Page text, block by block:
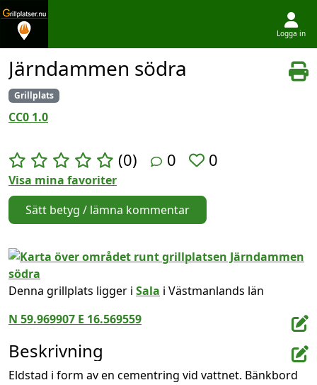
Logga in
Järndammen södra
Grillplats
CC0 1.0
(0) 0 0
Visa mina favoriter
Sätt betyg / lämna kommentar
Denna grillplats ligger i Sala i Västmanlands län
N 59.969907 E 16.569559
Beskrivning
Eldstad i form av en cementring vid vattnet. Bänkbord